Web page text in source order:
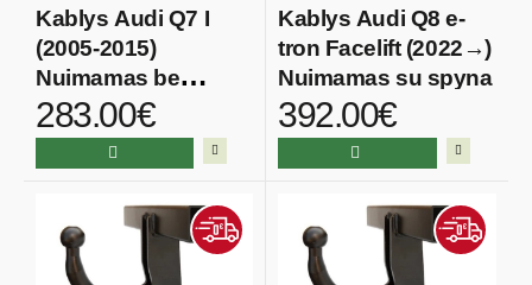
Kablys Audi Q7 I
(2005-2015)
Nuimamas be
spynos
283.00€
Kablys Audi Q8 e-
tron Facelift (2022→)
Nuimamas su spyna
392.00€